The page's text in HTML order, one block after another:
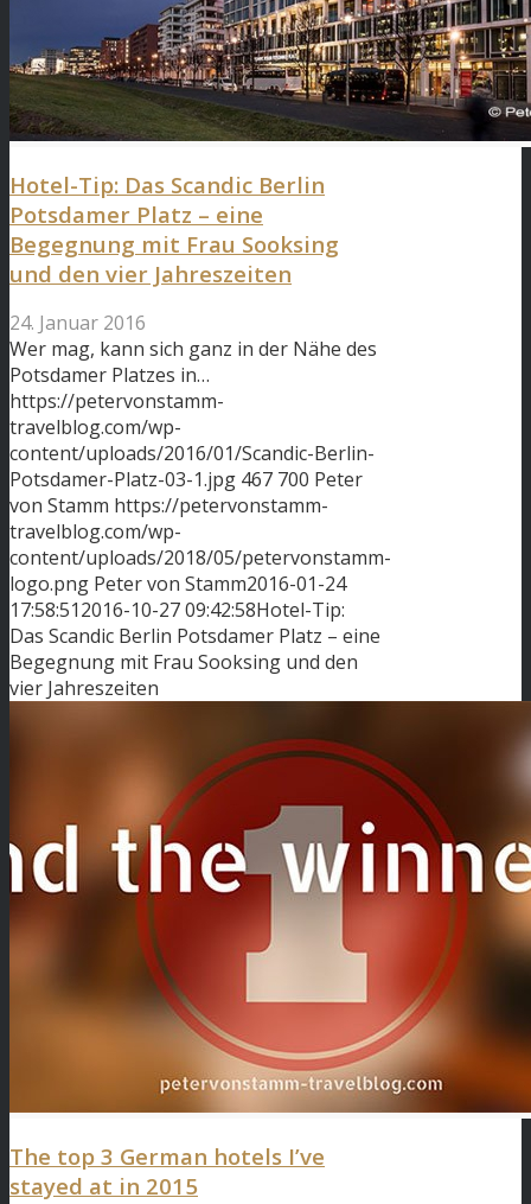
Hotel-Tip: Das Scandic Berlin
Potsdamer Platz – eine
Begegnung mit Frau Sooksing
und den vier Jahreszeiten
24. Januar 2016
Wer mag, kann sich ganz in der Nähe des
Potsdamer Platzes in…
https://petervonstamm-
travelblog.com/wp-
content/uploads/2016/01/Scandic-Berlin-
Potsdamer-Platz-03-1.jpg 467 700 Peter
von Stamm https://petervonstamm-
travelblog.com/wp-
content/uploads/2018/05/petervonstamm-
logo.png Peter von Stamm2016-01-24
17:58:512016-10-27 09:42:58Hotel-Tip:
Das Scandic Berlin Potsdamer Platz – eine
Begegnung mit Frau Sooksing und den
vier Jahreszeiten
The top 3 German hotels I’ve
stayed at in 2015